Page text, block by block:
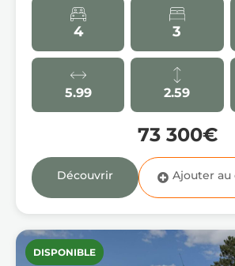
4 3
5.99 2.59
73 300€
Découvrir
DISPONIBLE